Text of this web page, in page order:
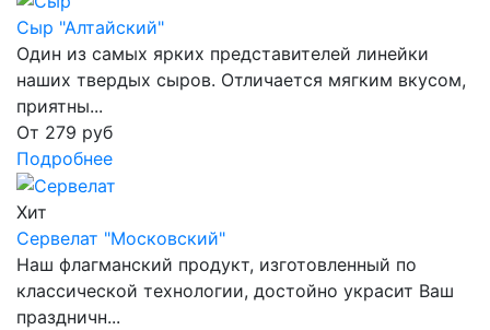
Сыр "Алтайский"
Один из самых ярких представителей линейки
наших твердых сыров. Отличается мягким вкусом,
приятны...
От 279 руб
Подробнее
Хит
Сервелат "Московский"
Наш флагманский продукт, изготовленный по
классической технологии, достойно украсит Ваш
праздничн...